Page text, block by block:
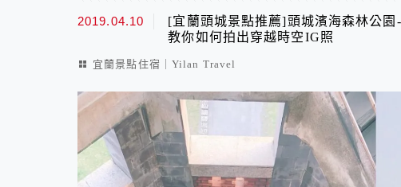
宜蘭頭城景點
2019.04.10
[宜蘭頭城景點推薦]頭城濱海森林公
教你如何拍出穿越時空IG照
宜蘭景點住宿｜Yilan Travel